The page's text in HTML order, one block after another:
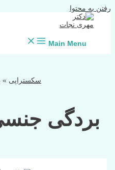
رفتن به محتوا
Main Menu
سکستراپی »
بردگی